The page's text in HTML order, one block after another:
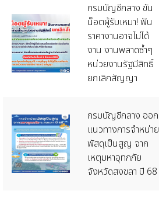
กรมบัญชีกลาง ขัน
น็อตผู้รับเหมา! ฟัน
ราคางานอาจไม่ได้
งาน งานพลาดซ้ำๆ
หน่วยงานรัฐมีสิทธิ์
ยกเลิกสัญญา
กรมบัญชีกลาง ออก
แนวทางการจำหน่าย
พัสดุเป็นสูญ จาก
เหตุมหาอุทกภัย
จังหวัดสงขลา ปี 68